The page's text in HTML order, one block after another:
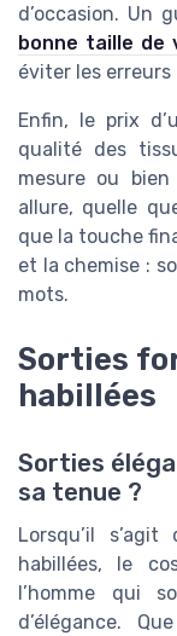
d’occasion. Un
bonne taille de
éviter les
Enfin, le prix
qualité des
mesure ou
allure, quelle
que la touche
et la chemise :
mots.
Sorties
habillées
Sorties
sa tenue ?
Lorsqu’il
habillées, le
l’homme qui
d’élégance.